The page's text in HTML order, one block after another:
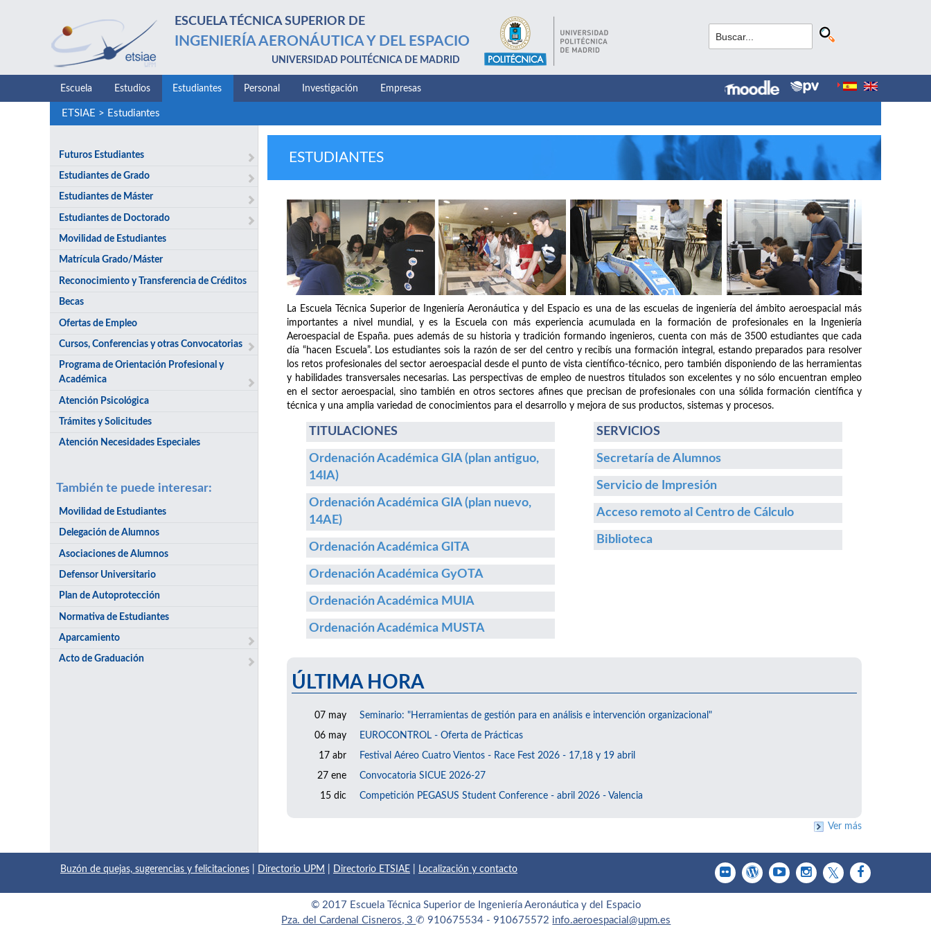
ESCUELA TÉCNICA SUPERIOR DE
INGENIERÍA AERONÁUTICA Y DEL ESPACIO
UNIVERSIDAD POLITÉCNICA DE MADRID
Escuela Estudios Estudiantes Personal Investigación Empresas
ETSIAE > Estudiantes
Futuros Estudiantes
Estudiantes de Grado
Estudiantes de Máster
Estudiantes de Doctorado
Movilidad de Estudiantes
Matrícula Grado/Máster
Reconocimiento y Transferencia de Créditos
Becas
Ofertas de Empleo
Cursos, Conferencias y otras Convocatorias
Programa de Orientación Profesional y
Académica
Atención Psicológica
Trámites y Solicitudes
Atención Necesidades Especiales
También te puede interesar:
Movilidad de Estudiantes
Delegación de Alumnos
Asociaciones de Alumnos
Defensor Universitario
Plan de Autoprotección
Normativa de Estudiantes
Aparcamiento
Acto de Graduación
ESTUDIANTES
La Escuela Técnica Superior de Ingeniería Aeronáutica y del Espacio es una de las escuelas de ingeniería del ámbito aeroespacial más
importantes a nivel mundial, y es la Escuela con más experiencia acumulada en la formación de profesionales en la Ingeniería
Aeroespacial de España. pues además de su historia y tradición formando ingenieros, cuenta con más de 3500 estudiantes que cada
día “hacen Escuela”. Los estudiantes sois la razón de ser del centro y recibís una formación integral, estando preparados para resolver
los retos profesionales del sector aeroespacial desde el punto de vista científico-técnico, pero también disponiendo de las herramientas
y habilidades transversales necesarias. Las perspectivas de empleo de nuestros titulados son excelentes y no sólo encuentran empleo
en el sector aeroespacial, sino también en otros sectores afines que precisan de profesionales con una sólida formación científica y
técnica y una amplia variedad de conocimientos para el desarrollo y mejora de sus productos, sistemas y procesos.
TITULACIONES
Ordenación Académica GIA (plan antiguo,
14IA)
Ordenación Académica GIA (plan nuevo,
14AE)
Ordenación Académica GITA
Ordenación Académica GyOTA
Ordenación Académica MUIA
Ordenación Académica MUSTA
SERVICIOS
Secretaría de Alumnos
Servicio de Impresión
Acceso remoto al Centro de Cálculo
Biblioteca
ÚLTIMA HORA
07 may Seminario: "Herramientas de gestión para en análisis e intervención organizacional"
06 may EUROCONTROL - Oferta de Prácticas
17 abr Festival Aéreo Cuatro Vientos - Race Fest 2026 - 17,18 y 19 abril
27 ene Convocatoria SICUE 2026-27
15 dic Competición PEGASUS Student Conference - abril 2026 - Valencia
Ver más
Buzón de quejas, sugerencias y felicitaciones Directorio UPM Directorio ETSIAE Localización y contacto
© 2017 Escuela Técnica Superior de Ingeniería Aeronáutica y del Espacio
Pza. del Cardenal Cisneros, 3✆ 910675534 - 910675572 info.aeroespacial@upm.es